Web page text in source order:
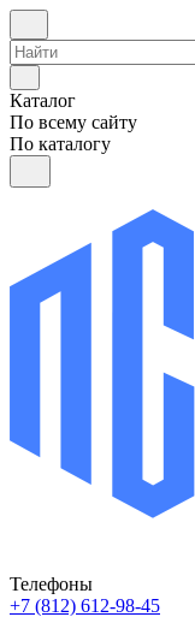
Каталог
По всему сайту
По каталогу
Телефоны
+7 (812) 612-98-45